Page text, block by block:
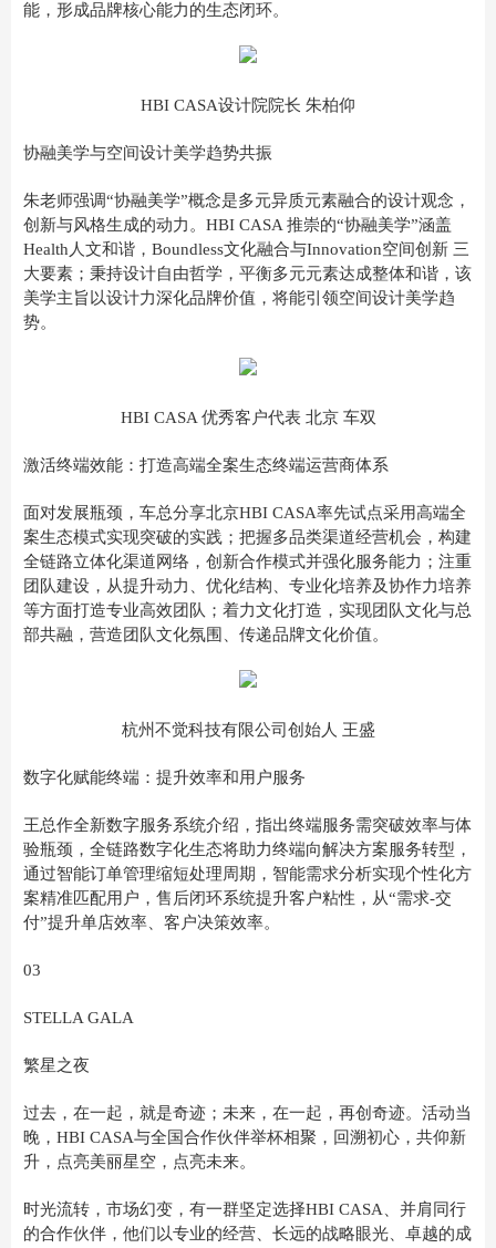
能，形成品牌核心能力的生态闭环。
HBI CASA设计院院长 朱柏仰
协融美学与空间设计美学趋势共振
朱老师强调“协融美学”概念是多元异质元素融合的设计观念，
创新与风格生成的动力。HBI CASA 推崇的“协融美学”涵盖
Health人文和谐，Boundless文化融合与Innovation空间创新 三
大要素；秉持设计自由哲学，平衡多元元素达成整体和谐，该
美学主旨以设计力深化品牌价值，将能引领空间设计美学趋
势。
HBI CASA 优秀客户代表 北京 车双
激活终端效能：打造高端全案生态终端运营商体系
面对发展瓶颈，车总分享北京HBI CASA率先试点采用高端全
案生态模式实现突破的实践；把握多品类渠道经营机会，构建
全链路立体化渠道网络，创新合作模式并强化服务能力；注重
团队建设，从提升动力、优化结构、专业化培养及协作力培养
等方面打造专业高效团队；着力文化打造，实现团队文化与总
部共融，营造团队文化氛围、传递品牌文化价值。
杭州不觉科技有限公司创始人 王盛
数字化赋能终端：提升效率和用户服务
王总作全新数字服务系统介绍，指出终端服务需突破效率与体
验瓶颈，全链路数字化生态将助力终端向解决方案服务转型，
通过智能订单管理缩短处理周期，智能需求分析实现个性化方
案精准匹配用户，售后闭环系统提升客户粘性，从“需求-交
付”提升单店效率、客户决策效率。
03
STELLA GALA
繁星之夜
过去，在一起，就是奇迹；未来，在一起，再创奇迹。活动当
晚，HBI CASA与全国合作伙伴举杯相聚，回溯初心，共仰新
升，点亮美丽星空，点亮未来。
时光流转，市场幻变，有一群坚定选择HBI CASA、并肩同行
的合作伙伴，他们以专业的经营、长远的战略眼光、卓越的成